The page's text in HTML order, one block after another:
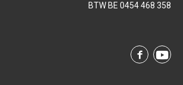
BTW BE 0454 468 358